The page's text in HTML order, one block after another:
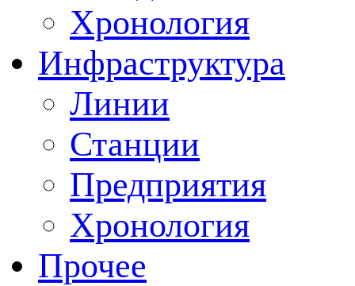
Хронология
Инфраструктура
Линии
Станции
Предприятия
Хронология
Прочее